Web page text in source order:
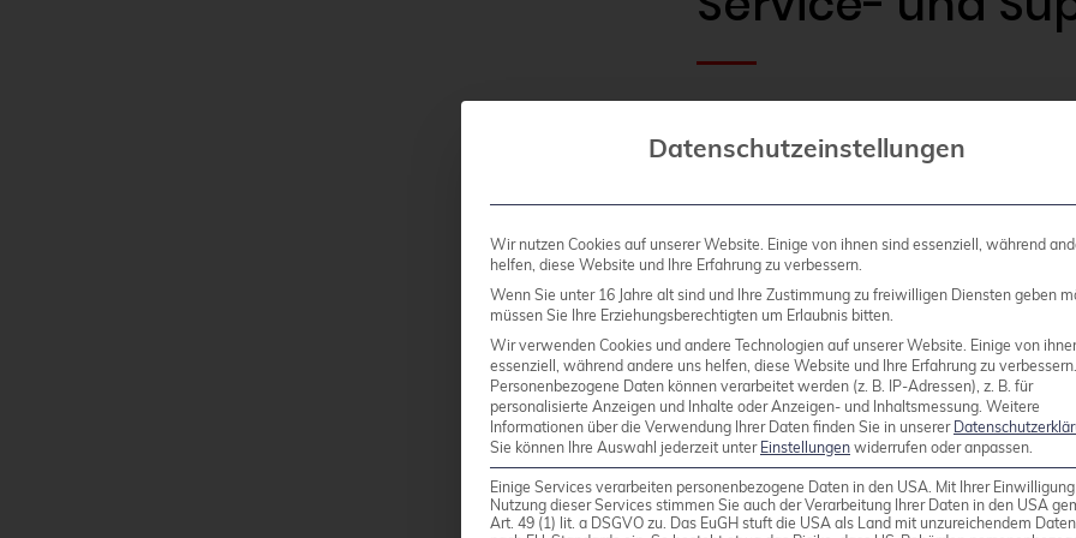
Unsere Service- und
und nicht die irgendwelcher
Wir weichen ganz bewusst extrem
zahlreicher internationaler
fairen Supportangebote eine solide
und erfolgreiche Zusammenarbeit
Kunden ist.
Wichtig ist uns dabei auch ein
Faktoren wie z.B. der Anzahl der
und Server oder ähnlichen
Datenschutzeinstellungen
Wir nutzen Cookies auf unserer Website. Einige von ihnen sind essenziell, während
helfen, diese Website und Ihre Erfahrung zu verbessern.
Wenn Sie unter 16 Jahre alt sind und Ihre Zustimmung zu freiwilligen Diensten geben
müssen Sie Ihre Erziehungsberechtigten um Erlaubnis bitten.
Wir verwenden Cookies und andere Technologien auf unserer Website. Einige von
essenziell, während andere uns helfen, diese Website und Ihre Erfahrung zu verbessern.
Personenbezogene Daten können verarbeitet werden (z. B. IP-Adressen), z. B. für
personalisierte Anzeigen und Inhalte oder Anzeigen- und Inhaltsmessung. Weitere
Informationen über die Verwendung Ihrer Daten finden Sie in unserer
Sie können Ihre Auswahl jederzeit unter Einstellungen widerrufen oder anpassen.
Einige Services verarbeiten personenbezogene Daten in den USA. Mit Ihrer
Nutzung dieser Services stimmen Sie auch der Verarbeitung Ihrer Daten in den USA
Art. 49 (1) lit. a DSGVO zu. Das EuGH stuft die USA als Land mit unzureichendem